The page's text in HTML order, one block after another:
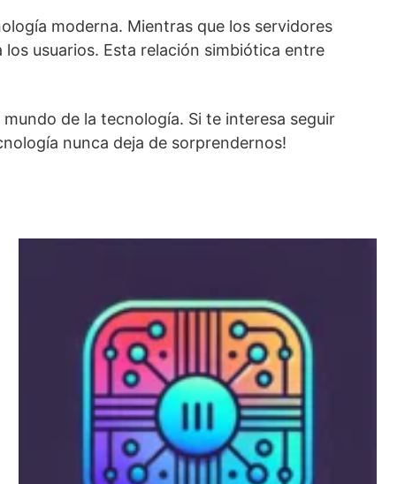
moderna. Mientras que los servidores
usuarios. Esta relación simbiótica entre
de la tecnología. Si te interesa seguir
nunca deja de sorprendernos!